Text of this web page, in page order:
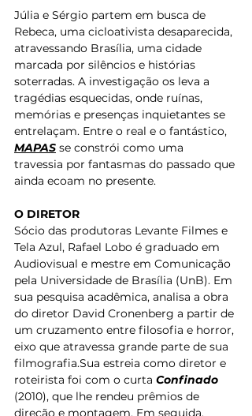
Júlia e Sérgio partem em busca de
Rebeca, uma cicloativista desaparecida,
atravessando Brasília, uma cidade
marcada por silêncios e histórias
soterradas. A investigação os leva a
tragédias esquecidas, onde ruínas,
memórias e presenças inquietantes se
entrelaçam. Entre o real e o fantástico,
MAPAS se constrói como uma
travessia por fantasmas do passado que
ainda ecoam no presente.
O DIRETOR
Sócio das produtoras Levante Filmes e
Tela Azul, Rafael Lobo é graduado em
Audiovisual e mestre em Comunicação
pela Universidade de Brasília (UnB). Em
sua pesquisa acadêmica, analisa a obra
do diretor David Cronenberg a partir de
um cruzamento entre filosofia e horror,
eixo que atravessa grande parte de sua
filmografia.Sua estreia como diretor e
roteirista foi com o curta Confinado
(2010), que lhe rendeu prêmios de